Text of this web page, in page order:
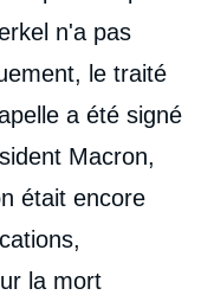
n'a pas
le traité
a été signé
Macron,
était encore
la mort